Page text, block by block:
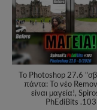
Το Photoshop 27.6
πάντα: Το νέο
είναι μαγεία!,
PhEdiBits .103